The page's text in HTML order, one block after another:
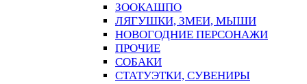
ЗООКАШПО
ЛЯГУШКИ, ЗМЕИ, МЫШИ
НОВОГОДНИЕ ПЕРСОНАЖИ
ПРОЧИЕ
СОБАКИ
СТАТУЭТКИ, СУВЕНИРЫ